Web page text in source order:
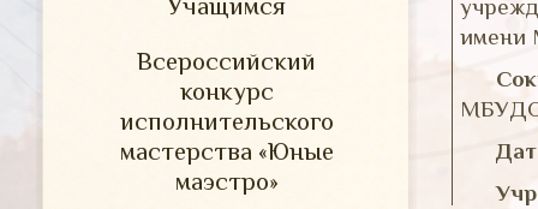
Всероссийский
конкурс
исполнительского
мастерства «Юные
маэстро»
имени
МБУДО